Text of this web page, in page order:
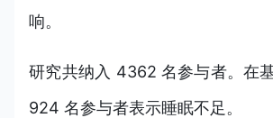
响。
研究共纳入 4362 名参与者。在
924 名参与者表示睡眠不足。